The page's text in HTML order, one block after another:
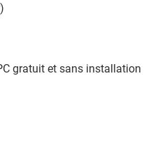
gratuit et sans installation